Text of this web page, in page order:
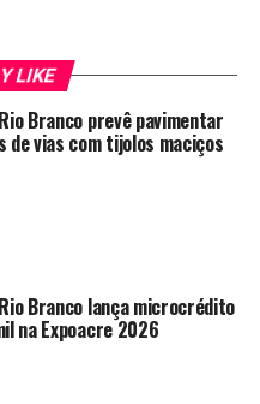
LIKE
Branco prevê pavimentar
de vias com tijolos maciços
Branco lança microcrédito
na Expoacre 2026